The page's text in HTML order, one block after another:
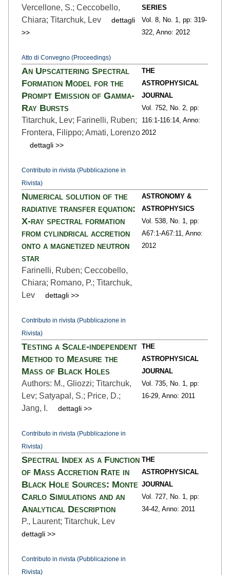
Vercellone, S.; Ceccobello,
Chiara; Titarchuk, Lev
dettagli
>>
Atto di Convegno (Proceedings)
SERIES
Vol. 8,
No. 1, pp: 319-
322, Anno: 2012
An Upscattering Spectral
Formation Model for the
Prompt Emission of Gamma-
Ray Bursts
Titarchuk, Lev; Farinelli, Ruben;
Frontera, Filippo; Amati, Lorenzo
dettagli >>
Contributo in rivista (Pubblicazione in
Rivista)
THE
ASTROPHYSICAL
JOURNAL
Vol. 752,
No. 2, pp:
116:1-116:14, Anno:
2012
Numerical solution of the
radiative transfer equation:
X-ray spectral formation
from cylindrical accretion
onto a magnetized neutron
star
Farinelli, Ruben; Ceccobello,
Chiara; Romano, P.; Titarchuk,
Lev
dettagli >>
Contributo in rivista (Pubblicazione in
Rivista)
ASTRONOMY &
ASTROPHYSICS
Vol. 538,
No. 1,
pp:
A67:1-A67:11,
Anno:
2012
Testing a Scale-independent
Method to Measure the
Mass of Black Holes
Authors: M., Gliozzi; Titarchuk,
Lev; Satyapal, S.; Price, D.;
Jang, I.
dettagli >>
Contributo in rivista (Pubblicazione in
Rivista)
THE
ASTROPHYSICAL
JOURNAL
Vol. 735,
No. 1,
pp:
16-29, Anno: 2011
Spectral Index as a Function
of Mass Accretion Rate in
Black Hole Sources: Monte
Carlo Simulations and an
Analytical Description
P., Laurent; Titarchuk, Lev
dettagli >>
Contributo in rivista (Pubblicazione in
Rivista)
THE
ASTROPHYSICAL
JOURNAL
Vol. 727,
No. 1,
pp:
34-42, Anno: 2011